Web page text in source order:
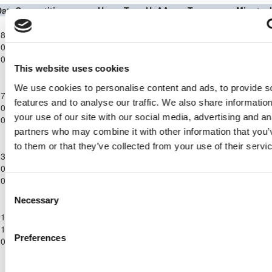
This website uses cookies
We use cookies to personalise content and ads, to provide
features and to analyse our traffic. We also share
your use of our site with our social media, advertising and
partners who may combine it with other information that
to them or that they’ve collected from your use of their
Selection
Necessary
Preferences
Competition Home TeamH AAway Team Minutes
Παγκύπριο
Πρωτάθλημα
Futsal
2025/26
ΑΠΟΕΛ4 1ΕΛΠΙΔΑ
90'
Παγκύπριο
Πρωτάθλημα
Futsal
Ανδρών
2025/26
ΕΛΠΙΔΑ
ΑΣΤΡΟΜΕΡΙΤΗ 1 5 ΑΠΟΛΛΩΝΑΣ
ΛΕΜΕΣΟΥ
90'
Παγκύπριο
ΑΣΤΡΟΜΕΡΙΤΗ
Παγκύπριο
Ανδρών